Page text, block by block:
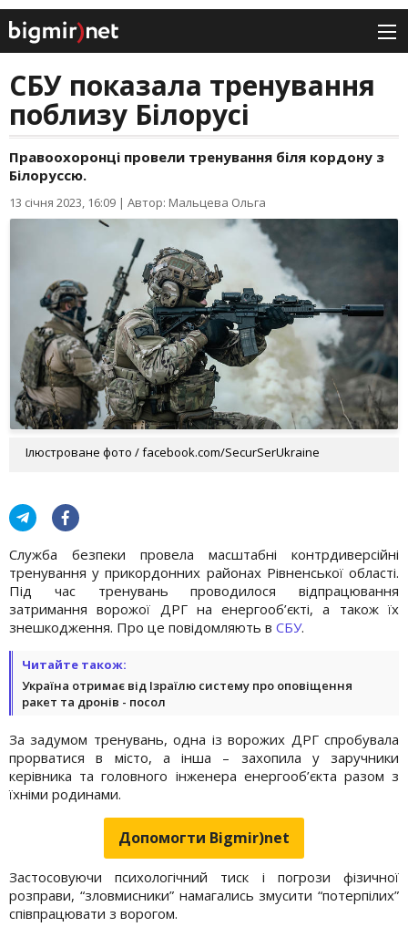
СБУ показала тренування
поблизу Білорусі
Правоохоронці провели тренування біля кордону з
Білоруссю.
13 січня 2023, 16:09 | Автор: Мальцева Ольга
Ілюстроване фото / facebook.com/SecurSerUkraine
Служба безпеки провела масштабні контрдиверсійні
тренування у прикордонних районах Рівненської області.
Під час тренувань проводилося відпрацювання
затримання ворожої ДРГ на енергооб’єкті, а також їх
знешкодження. Про це повідомляють в СБУ.
Читайте також:
Україна отримає від Ізраїлю систему про оповіщення
ракет та дронів - посол
За задумом тренувань, одна із ворожих ДРГ спробувала
прорватися в місто, а інша – захопила у заручники
керівника та головного інженера енергооб’єкта разом з
їхніми родинами.
Допомогти Bigmir)net
Застосовуючи психологічний тиск і погрози фізичної
розправи, “зловмисники” намагались змусити “потерпілих”
співпрацювати з ворогом.